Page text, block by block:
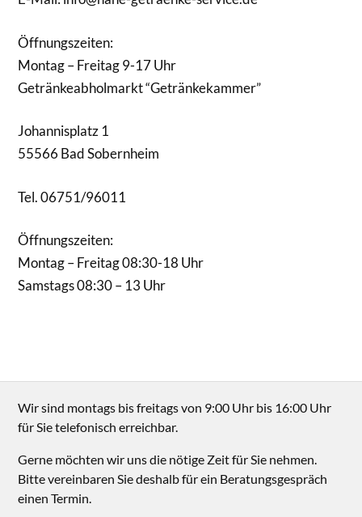
Öffnungszeiten:
Montag – Freitag 9-17 Uhr
Getränkeabholmarkt “Getränkekammer”
Johannisplatz 1
55566 Bad Sobernheim
Tel. 06751/96011
Öffnungszeiten:
Montag – Freitag 08:30-18 Uhr
Samstags 08:30 – 13 Uhr
Wir sind montags bis freitags von 9:00 Uhr bis 16:00 Uhr
für Sie telefonisch erreichbar.
Gerne möchten wir uns die nötige Zeit für Sie nehmen.
Bitte vereinbaren Sie deshalb für ein Beratungsgespräch
einen Termin.